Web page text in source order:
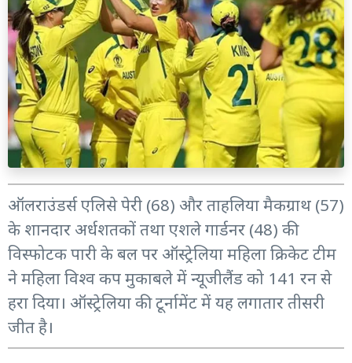
ऑलराउंडर्स एलिसे पेरी (68) और ताहलिया मैकग्राथ (57)
के शानदार अर्धशतकों तथा एशले गार्डनर (48) की
विस्फोटक पारी के बल पर ऑस्ट्रेलिया महिला क्रिकेट टीम
ने महिला विश्व कप मुकाबले में न्यूजीलैंड को 141 रन से
हरा दिया। ऑस्ट्रेलिया की टूर्नामेंट में यह लगातार तीसरी
जीत है।